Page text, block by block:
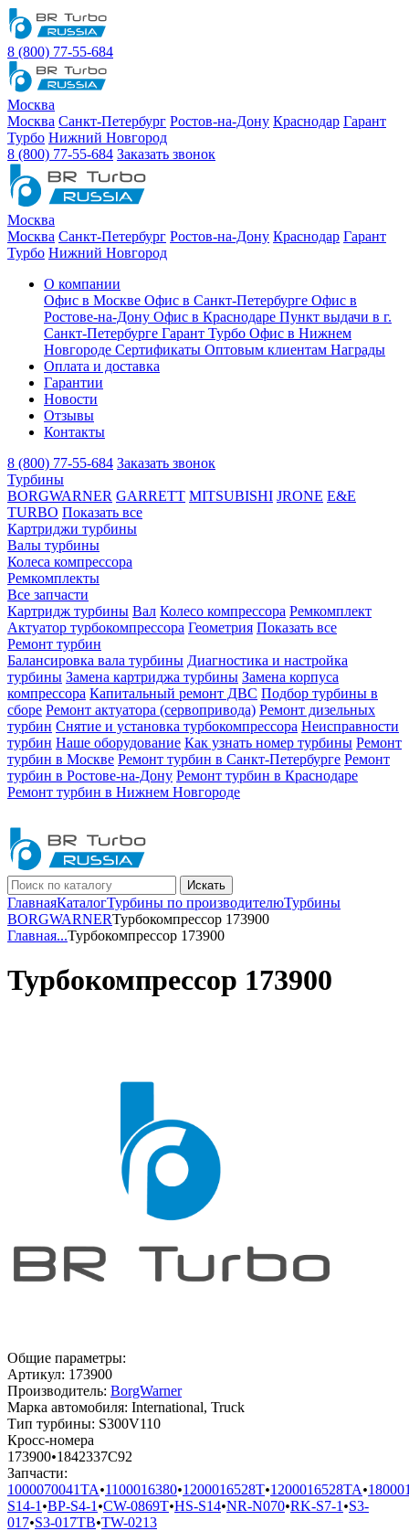
8 (800) 77-55-684
Москва
Москва Санкт-Петербург Ростов-на-Дону Краснодар Гарант
Турбо Нижний Новгород
8 (800) 77-55-684 Заказать звонок
Москва
Москва Санкт-Петербург Ростов-на-Дону Краснодар Гарант
Турбо Нижний Новгород
О компании
Офис в Москве Офис в Санкт-Петербурге Офис в
Ростове-на-Дону Офис в Краснодаре Пункт выдачи в г.
Санкт-Петербурге Гарант Турбо Офис в Нижнем
Новгороде Сертификаты Оптовым клиентам Награды
Оплата и доставка
Гарантии
Новости
Отзывы
Контакты
8 (800) 77-55-684 Заказать звонок
Турбины
BORGWARNER GARRETT MITSUBISHI JRONE E&E
TURBO Показать все
Картриджи турбины
Валы турбины
Колеса компрессора
Ремкомплекты
Все запчасти
Картридж турбины Вал Колесо компрессора Ремкомплект
Актуатор турбокомпрессора Геометрия Показать все
Ремонт турбин
Балансировка вала турбины Диагностика и настройка
турбины Замена картриджа турбины Замена корпуса
компрессора Капитальный ремонт ДВС Подбор турбины в
сборе Ремонт актуатора (сервопривода) Ремонт дизельных
турбин Снятие и установка турбокомпрессора Неисправности
турбин Наше оборудование Как узнать номер турбины Ремонт
турбин в Москве Ремонт турбин в Санкт-Петербурге Ремонт
турбин в Ростове-на-Дону Ремонт турбин в Краснодаре
Ремонт турбин в Нижнем Новгороде
Искать
ГлавнаяКаталогТурбины по производителюТурбины
BORGWARNERТурбокомпрессор 173900
Главная...Турбокомпрессор 173900
Турбокомпрессор 173900
Общие параметры:
Артикул: 173900
Производитель: BorgWarner
Марка автомобиля: International, Truck
Тип турбины: S300V110
Кросс-номера
173900•1842337C92
Запчасти:
1000070041TA•1100016380•1200016528T•1200016528TA•
S14-1 •BP-S4-1 •CW-0869T•HS-S14•NR-N070•RK-S7-1 •S3-
017•S3-017TB•TW-0213